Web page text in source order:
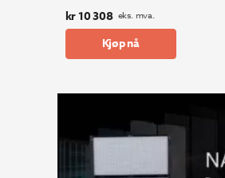
kr10 308 eks. mva.
Kjøp nå